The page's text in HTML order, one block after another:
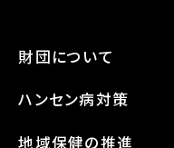
財団について
ハンセン病対策
地域保健の推進